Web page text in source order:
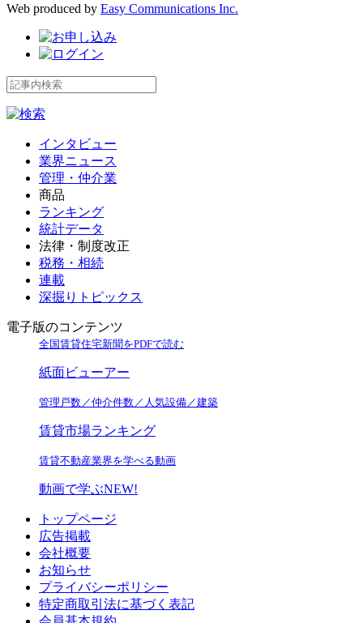
Web produced by Easy Communications Inc.
インタビュー
業界ニュース
管理・仲介業
商品
ランキング
統計データ
法律・制度改正
税務・相続
連載
深掘りトピックス
電子版のコンテンツ
全国賃貸住宅新聞をPDFで読む
紙面ビューアー
管理戸数／仲介件数／人気設備／建築
賃貸市場ランキング
賃貸不動産業界を学べる動画
動画で学ぶNEW!
トップページ
広告掲載
会社概要
お知らせ
プライバシーポリシー
特定商取引法に基づく表記